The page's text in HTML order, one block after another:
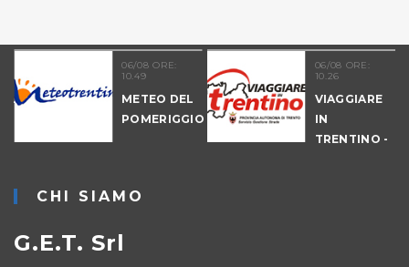
06/08 ORE:
10.49
METEO DEL
POMERIGGIO
06/08 ORE:
10.26
VIAGGIARE
IN
TRENTINO -
CHI SIAMO
G.E.T. Srl